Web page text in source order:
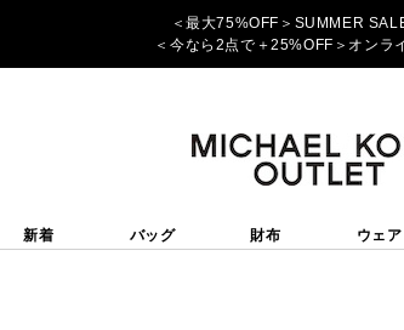
＜最大75%OFF＞SUMMER
＜今なら2点で＋25%OFF＞オンラ
新着 バッグ 財布 ウェア